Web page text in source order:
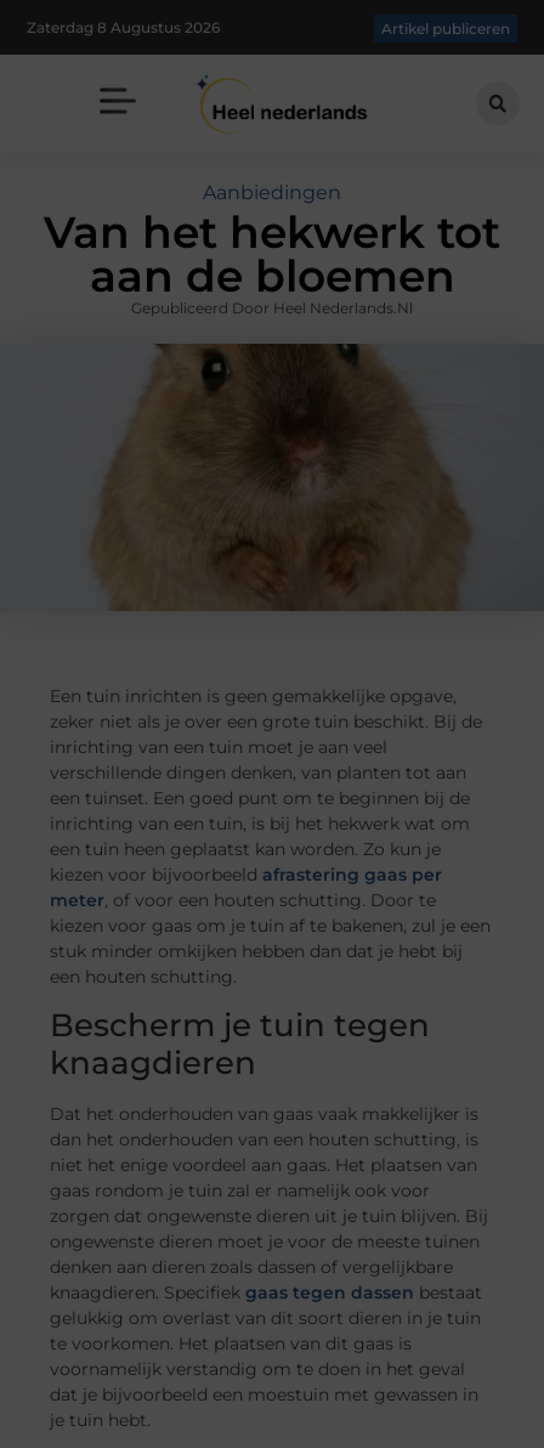
Zaterdag 8 Augustus 2026 Artikel publiceren
Aanbiedingen
Van het hekwerk tot
aan de bloemen
Gepubliceerd Door Heel Nederlands.nl
Een tuin inrichten is geen gemakkelijke opgave,
zeker niet als je over een grote tuin beschikt. Bij de
inrichting van een tuin moet je aan veel
verschillende dingen denken, van planten tot aan
een tuinset. Een goed punt om te beginnen bij de
inrichting van een tuin, is bij het hekwerk wat om
een tuin heen geplaatst kan worden. Zo kun je
kiezen voor bijvoorbeeld afrastering gaas per
meter, of voor een houten schutting. Door te
kiezen voor gaas om je tuin af te bakenen, zul je een
stuk minder omkijken hebben dan dat je hebt bij
een houten schutting.
Bescherm je tuin tegen
knaagdieren
Dat het onderhouden van gaas vaak makkelijker is
dan het onderhouden van een houten schutting, is
niet het enige voordeel aan gaas. Het plaatsen van
gaas rondom je tuin zal er namelijk ook voor
zorgen dat ongewenste dieren uit je tuin blijven. Bij
ongewenste dieren moet je voor de meeste tuinen
denken aan dieren zoals dassen of vergelijkbare
knaagdieren. Specifiekgaas tegen dassen bestaat
gelukkig om overlast van dit soort dieren in je tuin
te voorkomen. Het plaatsen van dit gaas is
voornamelijk verstandig om te doen in het geval
dat je bijvoorbeeld een moestuin met gewassen in
je tuin hebt.